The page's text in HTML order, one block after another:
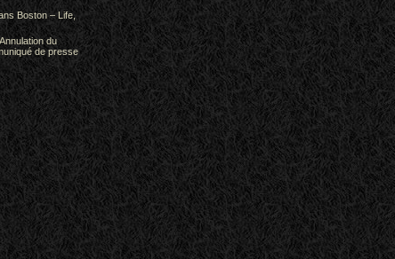
Boston – Life,
Annulation du
de presse